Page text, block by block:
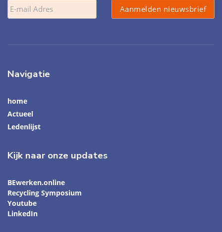
Navigatie
home
Actueel
Ledenlijst
Kijk naar onze updates
BEwerken.online
Recycling Symposium
Youtube
LinkedIn